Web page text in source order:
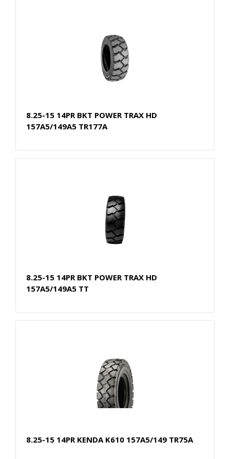
8.25-15 14PR BKT POWER TRAX HD
157A5/149A5 TR177A
8.25-15 14PR BKT POWER TRAX HD
157A5/149A5 TT
8.25-15 14PR KENDA K610 157A5/149 TR75A